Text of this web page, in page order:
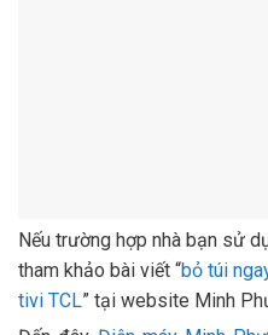
Nếu trường hợp nhà bạn sử
tham khảo bài viết “bỏ túi
tivi TCL” tại website Minh